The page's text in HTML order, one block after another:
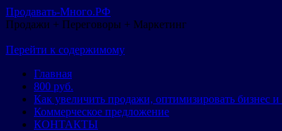
Продавать-Много.РФ
Продажи + Переговоры + Маркетинг
Перейти к содержимому
Главная
800 руб.
Как увеличить продажи, оптимизировать бизнес
Коммерческое предложение
КОНТАКТЫ